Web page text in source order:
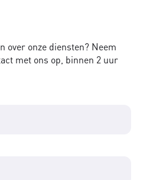
over onze diensten? Neem
met ons op, binnen 2 uur